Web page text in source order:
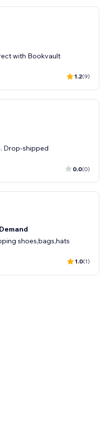
with Bookvault
1.2(9)
Drop-shipped
0.0(0)
shoes,bags,hats
1.0(1)